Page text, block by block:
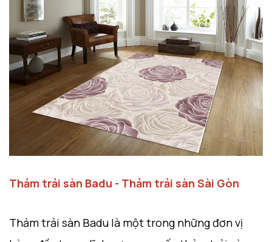
Thảm trải sàn Badu - Thảm trải sàn Sài Gòn
Thảm trải sàn Badu là một trong những đơn vị